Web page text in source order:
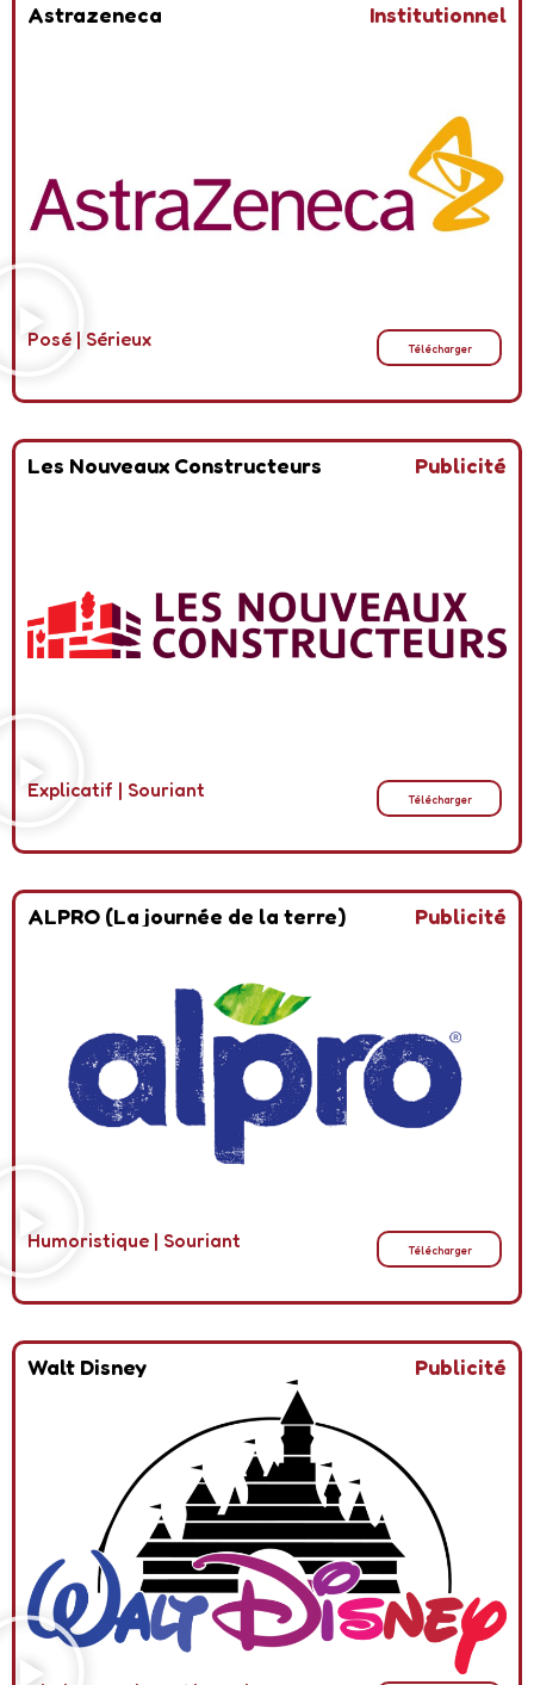
Astrazeneca Institutionnel
Posé | Sérieux Télécharger
Les Nouveaux Constructeurs Publicité
Explicatif | Souriant Télécharger
ALPRO (La journée de la terre) Publicité
Humoristique | Souriant Télécharger
Walt Disney Publicité